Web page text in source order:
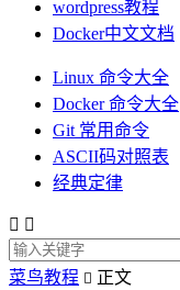
wordpress教程
Docker中文文档
Linux 命令大全
Docker 命令大全
Git 常用命令
ASCII码对照表
经典定律
 
菜鸟教程  正文